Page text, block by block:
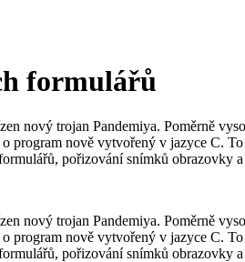
formulářů
nový trojan Pandemiya. Poměrně
nově vytvořený v jazyce C.
pořizování snímků obrazovky
nový trojan Pandemiya. Poměrně
nově vytvořený v jazyce C.
pořizování snímků obrazovky